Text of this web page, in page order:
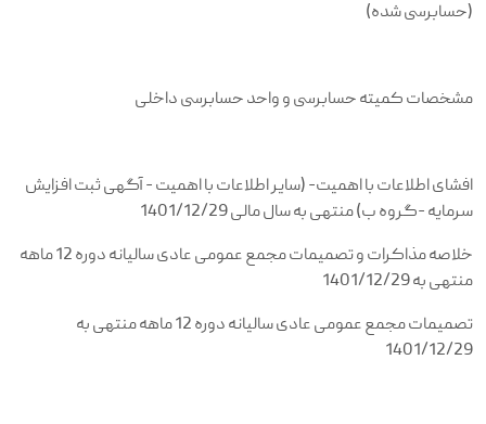
(حسابرسی شده)
مشخصات کمیته حسابرسی و واحد حسابرسی داخلی
افشای اطلاعات با اهمیت- (سایر اطلاعات با اهمیت - آگهی ثبت افزایش
سرمایه -گروه ب) منتهی به سال مالی 1401/12/29
خلاصه مذاکرات و تصميمات مجمع عمومی عادی سالیانه دوره 12 ماهه
منتهی به 1401/12/29
تصمیمات مجمع عمومی عادی سالیانه دوره 12 ماهه منتهی به
1401/12/29